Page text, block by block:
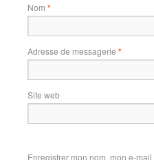
Nom *
Adresse de messagerie *
Site web
Enregistrer mon nom, mon e-